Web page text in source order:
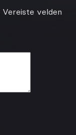
Vereiste velden